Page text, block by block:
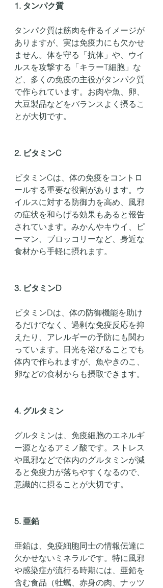
1. タンパク質
タンパク質は筋肉を作るイメージが
ありますが、実は免疫力にも欠かせ
ません。体を守る「抗体」や、ウイ
ルスを攻撃する「キラーT細胞」な
ど、多くの免疫の主役がタンパク質
で作られています。お肉や魚、卵、
大豆製品などをバランスよく摂るこ
とが大切です。
2. ビタミンC
ビタミンCは、体の免疫をコントロ
ールする重要な役割があります。ウ
イルスに対する防御力を高め、風邪
の症状を和らげる効果もあると報告
されています。みかんやキウイ、ピ
ーマン、ブロッコリーなど、身近な
食材から手軽に摂れます。
3. ビタミンD
ビタミンDは、体の防御機能を助け
るだけでなく、過剰な免疫反応を抑
えたり、アレルギーの予防にも関わ
っています。日光を浴びることでも
体内で作られますが、魚やきのこ、
卵などの食材からも摂取できます。
4. グルタミン
グルタミンは、免疫細胞のエネルギ
ー源となるアミノ酸です。ストレス
や風邪などで体内のグルタミンが減
ると免疫力が落ちやすくなるので、
意識的に摂ることが大切です。
5. 亜鉛
亜鉛は、免疫細胞同士の情報伝達に
欠かせないミネラルです。特に風邪
や感染症が流行る時期には、亜鉛を
含む食品（牡蠣、赤身の肉、ナッツ